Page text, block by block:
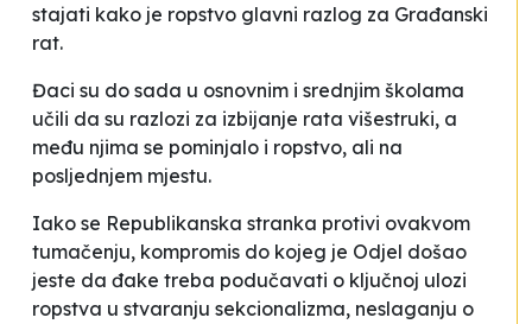
stajati kako je ropstvo glavni razlog za Građanski
rat.
Đaci su do sada u osnovnim i srednjim školama
učili da su razlozi za izbijanje rata višestruki, a
među njima se pominjalo i ropstvo, ali na
posljednjem mjestu.
Iako se Republikanska stranka protivi ovakvom
tumačenju, kompromis do kojeg je Odjel došao
jeste da đake treba podučavati o ključnoj ulozi
ropstva u stvaranju sekcionalizma, neslaganju o